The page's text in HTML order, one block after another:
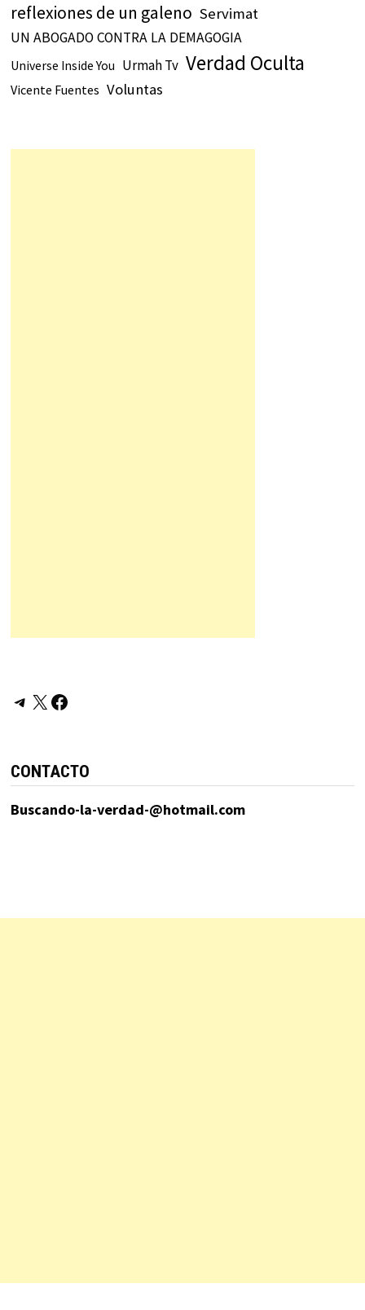
reflexiones de un galeno Servimat
UN ABOGADO CONTRA LA DEMAGOGIA
Universe Inside You Urmah Tv Verdad Oculta
Vicente Fuentes Voluntas
Telegram
X Facebook
CONTACTO
Buscando-la-verdad-@hotmail.com